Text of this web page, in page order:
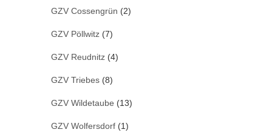
GZV Cossengrün (2)
GZV Pöllwitz (7)
GZV Reudnitz (4)
GZV Triebes (8)
GZV Wildetaube (13)
GZV Wolfersdorf (1)